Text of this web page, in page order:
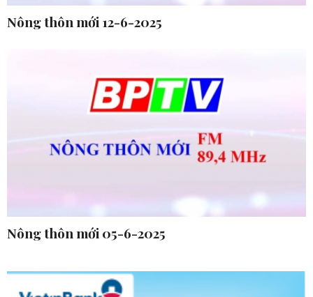
Nông thôn mới 12-6-2025
Nông thôn mới 05-6-2025